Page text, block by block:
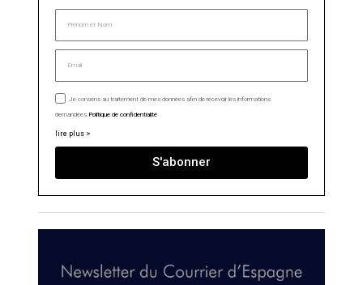
Je consens au traitement de mes données afin de recevoir les informations
demandées. Politique de confidentialité
lire plus >
S'abonner